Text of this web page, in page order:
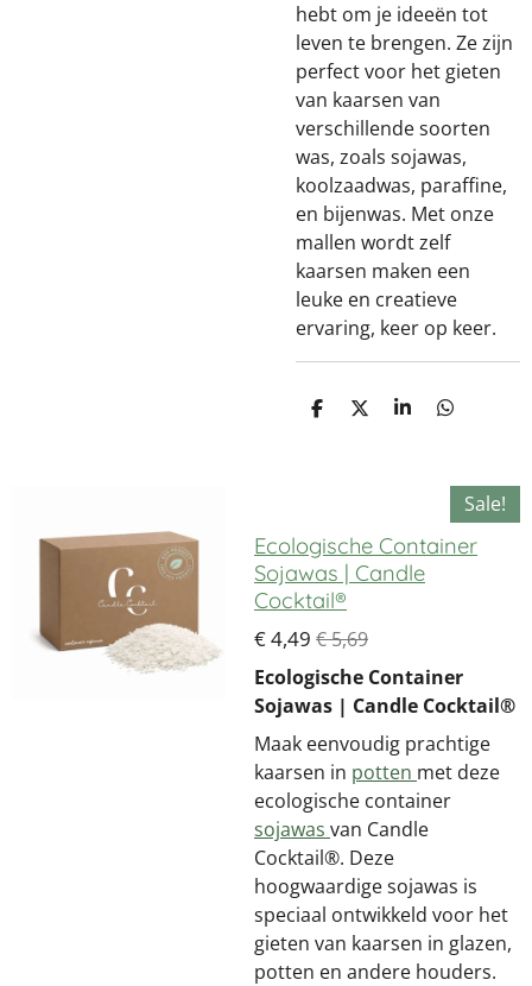
hebt om je ideeën tot
leven te brengen. Ze zijn
perfect voor het gieten
van kaarsen van
verschillende soorten
was, zoals sojawas,
koolzaadwas, paraffine,
en bijenwas. Met onze
mallen wordt zelf
kaarsen maken een
leuke en creatieve
ervaring, keer op keer.
D
D
S
D
n Sale!
Ecologische Container
Sojawas | Candle
Cocktail®
€ 4,49 € 5,69
Ecologische Container
Sojawas | Candle Cocktail®
Maak eenvoudig prachtige
kaarsen in potten met deze
ecologische container
sojawas van Candle
Cocktail®. Deze
hoogwaardige sojawas is
speciaal ontwikkeld voor het
gieten van kaarsen in glazen,
potten en andere houders.